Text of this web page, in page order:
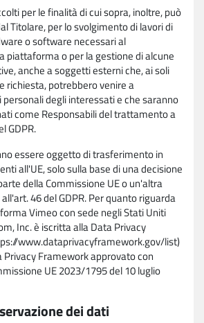
per le finalità di cui sopra, inoltre, può
Titolare, per lo svolgimento di lavori di
o software necessari al
piattaforma o per la gestione di alcune
anche a soggetti esterni che, ai soli
richiesta, potrebbero venire a
degli interessati e che saranno
come Responsabili del trattamento a
GDPR.
essere oggetto di trasferimento in
all'UE, solo sulla base di una decisione
della Commissione UE o un'altra
46 del GDPR. Per quanto riguarda
Vimeo con sede negli Stati Uniti
Inc. è iscritta alla Data Privacy
www.dataprivacyframework.gov/list)
Privacy Framework approvato con
UE 2023/1795 del 10 luglio
dei dati